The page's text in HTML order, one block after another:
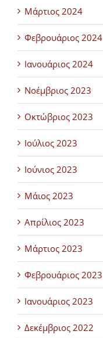
Μάρτιος 2024
Φεβρουάριος 2024
Ιανουάριος 2024
Νοέμβριος 2023
Οκτώβριος 2023
Ιούλιος 2023
Ιούνιος 2023
Μάιος 2023
Απρίλιος 2023
Μάρτιος 2023
Φεβρουάριος 2023
Ιανουάριος 2023
Δεκέμβριος 2022